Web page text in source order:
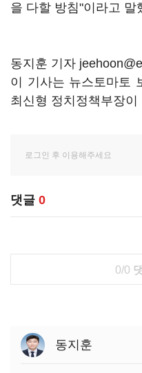
을 다할 방침"이라고 말
동지훈 기자
이 기사는 뉴스토마토
최신형 정치정책부장이
댓글 0
0/0
동지훈